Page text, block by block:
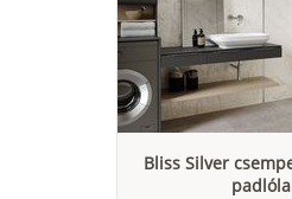
Bliss Silver